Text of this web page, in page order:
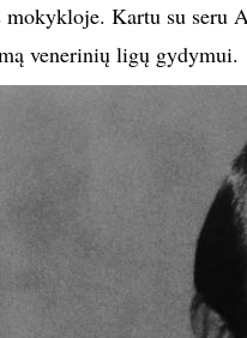
mokykloje. Kartu su seru
venerinių ligų gydymui.